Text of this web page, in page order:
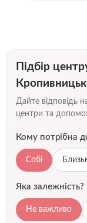
Підбір
Дайте відповідь
центри та
Кому потрібна
Собі
Яка залежність?
Не важливо